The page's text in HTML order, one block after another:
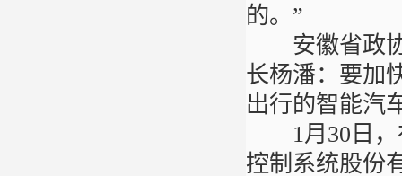
的。”
安徽省政协
长杨潘：要加
出行的智能汽
1月30日，
控制系统股份